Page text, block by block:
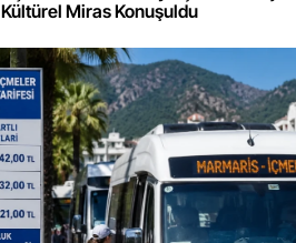
Kültürel Miras Konuşuldu